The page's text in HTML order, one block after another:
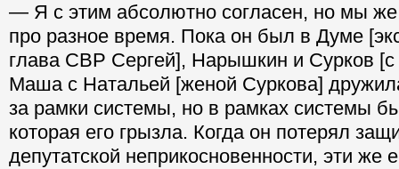
— Я с этим абсолютно согласен, но мы же
про разное время. Пока он был в Думе
глава СВР Сергей], Нарышкин и Сурков
Маша с Натальей [женой Суркова]
за рамки системы, но в рамках системы
которая его грызла. Когда он потерял
депутатской неприкосновенности, эти же